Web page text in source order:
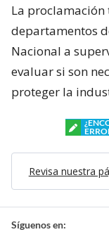
La
departamentos
Nacional a
evaluar si son
proteger la
Revisa nuestra
Síguenos en: